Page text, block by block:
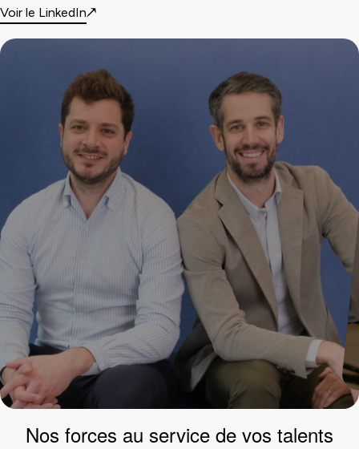
Voir le LinkedIn
Nos forces au service de vos talents